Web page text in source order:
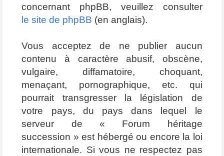
concernant phpBB, veuillez consulter
le site de phpBB (en anglais).
Vous acceptez de ne publier aucun
contenu à caractère abusif, obscène,
vulgaire, diffamatoire, choquant,
menaçant, pornographique, etc. qui
pourrait transgresser la législation de
votre pays, du pays dans lequel le
serveur de « Forum héritage
succession » est hébergé ou encore la loi
internationale. Si vous ne respectez pas